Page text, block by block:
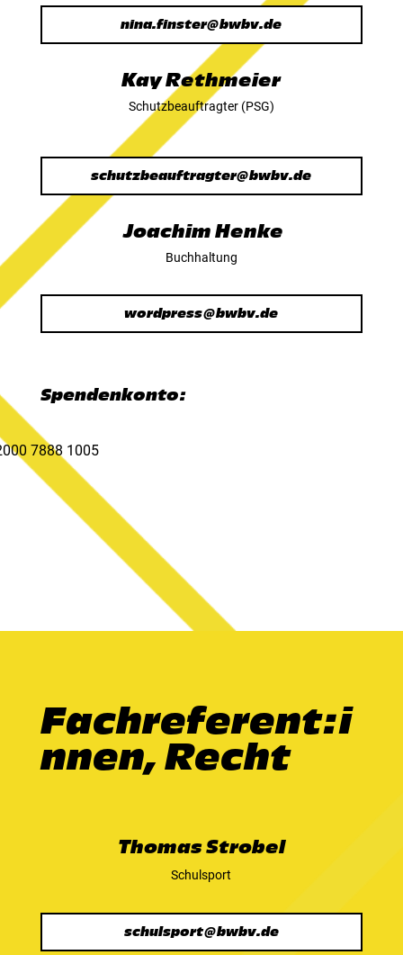
nina.finster@bwbv.de
Kay Rethmeier
Schutzbeauftragter (PSG)
schutzbeauftragter@bwbv.de
Joachim Henke
Buchhaltung
wordpress@bwbv.de
Spendenkonto:
7888 1005
Fachreferent:i
nnen, Recht
Thomas Strobel
Schulsport
schulsport@bwbv.de